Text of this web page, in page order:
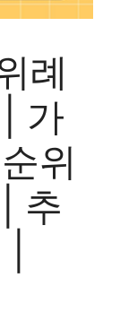
례
가
위
추